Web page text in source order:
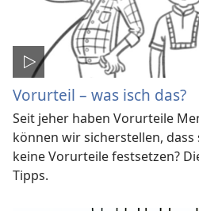
Vorurteil – was isch das?
Seit jeher haben Vorurteile
können wir sicherstellen,
keine Vorurteile festsetzen?
Tipps.